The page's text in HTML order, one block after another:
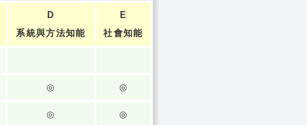
D
系統與方法知能
E
社會知能
◎ ◎
◎ ◎